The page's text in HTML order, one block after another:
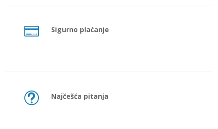
 Sigurno plaćanje
t Najčešća pitanja